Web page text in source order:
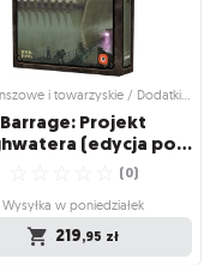
Gry planszowe i towarzyskie / Dodatki do gier
Barrage: Projekt
Leeghwatera (edycja polska)
(0)
Wysyłka w poniedziałek
219,95 zł